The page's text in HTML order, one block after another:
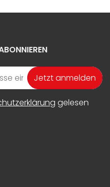
Jetzt anmelden
gelesen